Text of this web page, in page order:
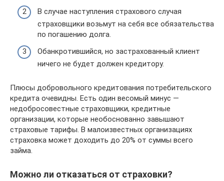
В случае наступления страхового случая
страховщики возьмут на себя все обязательства
по погашению долга.
Обанкротившийся, но застрахованный клиент
ничего не будет должен кредитору.
Плюсы добровольного кредитования потребительского
кредита очевидны. Есть один весомый минус —
недобросовестные страховщики, кредитные
организации, которые необоснованно завышают
страховые тарифы. В малоизвестных организациях
страховка может доходить до 20% от суммы всего
займа.
Можно ли отказаться от страховки?